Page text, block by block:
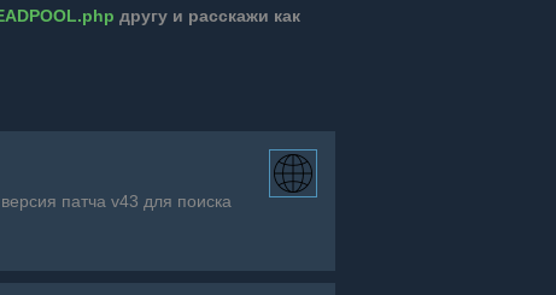
другу и расскажи как
патча v43 для поиска